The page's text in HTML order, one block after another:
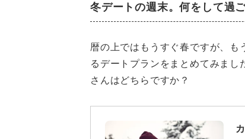
冬デートの週末。何をして過
暦の上ではもうすぐ春ですが、も
るデートプランをまとめてみま
さんはどちらですか？